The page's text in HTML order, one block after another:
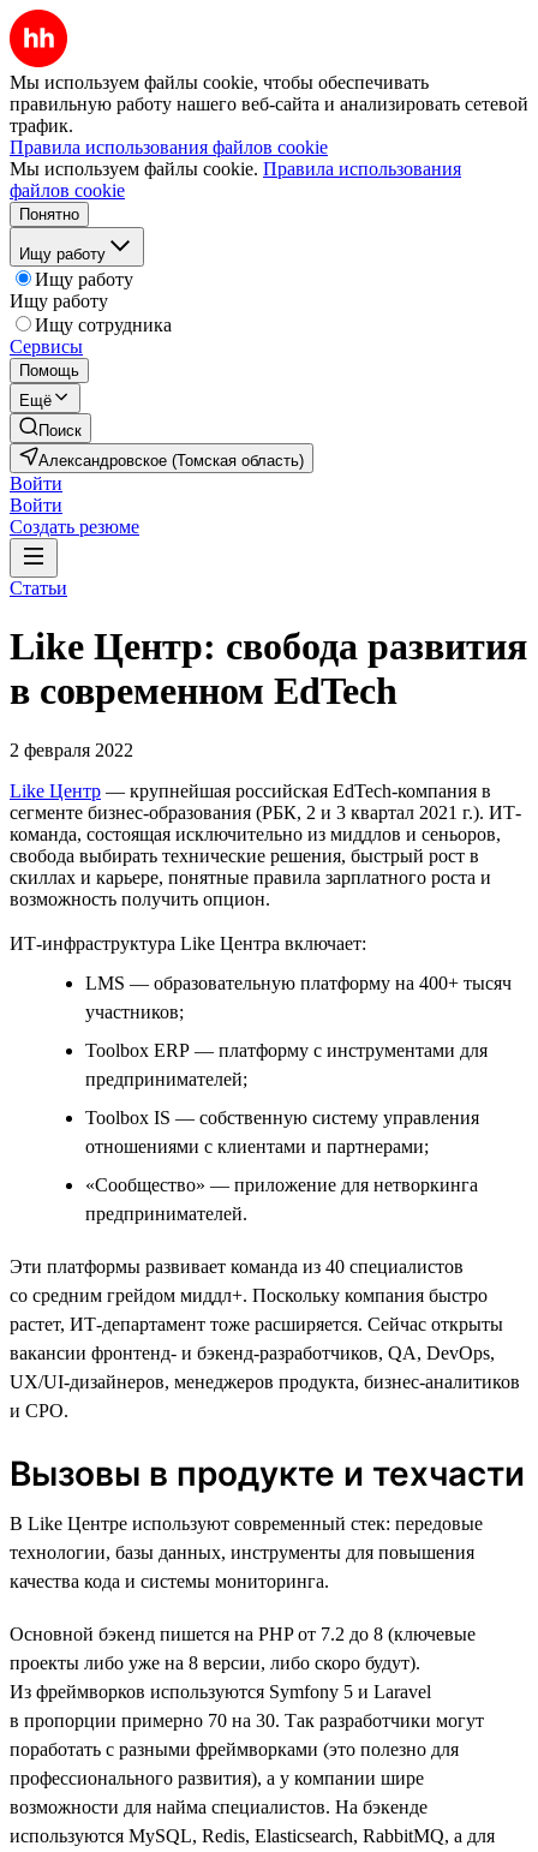
Мы используем файлы cookie, чтобы обеспечивать
правильную работу нашего веб-сайта и анализировать сетевой
трафик.
Правила использования файлов cookie
Мы используем файлы cookie. Правила использования
файлов cookie
Понятно
Ищу работу
Ищу работу
Ищу работу
Ищу сотрудника
Сервисы
Помощь
Ещё
Поиск
Александровское (Томская область)
Войти
Войти
Создать резюме
Статьи
Like Центр: свобода развития
в современном EdTech
2 февраля 2022
Like Центр — крупнейшая российская EdTech-компания в
сегменте бизнес-образования (РБК, 2 и 3 квартал 2021 г.). ИТ-
команда, состоящая исключительно из миддлов и сеньоров,
свобода выбирать технические решения, быстрый рост в
скиллах и карьере, понятные правила зарплатного роста и
возможность получить опцион.
ИТ-инфраструктура Like Центра включает:
LMS — образовательную платформу на 400+ тысяч
участников;
Toolbox ERP — платформу с инструментами для
предпринимателей;
Toolbox IS — собственную систему управления
отношениями с клиентами и партнерами;
«Сообщество» — приложение для нетворкинга
предпринимателей.
Эти платформы развивает команда из 40 специалистов
со средним грейдом миддл+. Поскольку компания быстро
растет, ИТ-департамент тоже расширяется. Сейчас открыты
вакансии фронтенд- и бэкенд-разработчиков, QA, DevOps,
UX/UI-дизайнеров, менеджеров продукта, бизнес-аналитиков
и CPO.
Вызовы в продукте и техчасти
В Like Центре используют современный стек: передовые
технологии, базы данных, инструменты для повышения
качества кода и системы мониторинга.
Основной бэкенд пишется на PHP от 7.2 до 8 (ключевые
проекты либо уже на 8 версии, либо скоро будут).
Из фреймворков используются Symfony 5 и Laravel
в пропорции примерно 70 на 30. Так разработчики могут
поработать с разными фреймворками (это полезно для
профессионального развития), а у компании шире
возможности для найма специалистов. На бэкенде
используются MySQL, Redis, Elasticsearch, RabbitMQ, а для